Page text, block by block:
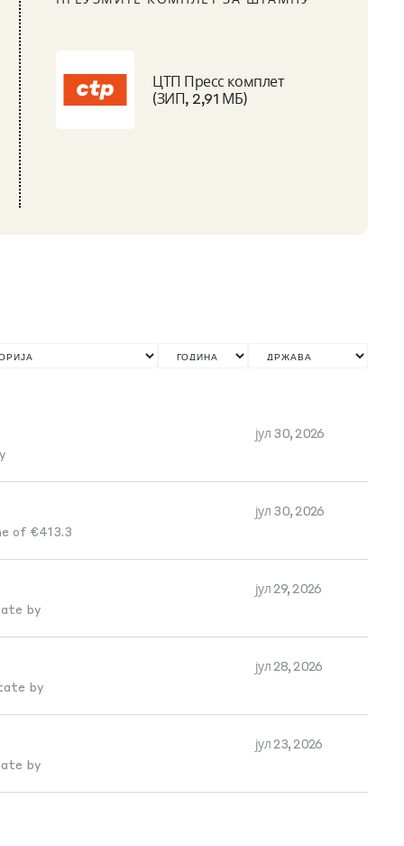
ЦТП Пресс комплет
(ЗИП, 2,91 МБ)
јул 30, 2026
of €413.3
јул 30, 2026
by
јул 29, 2026
by
јул 28, 2026
by
јул 23, 2026